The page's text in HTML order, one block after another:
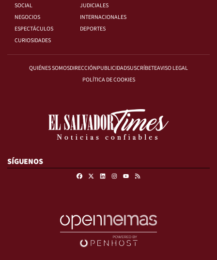
SOCIAL
JUDICIALES
NEGOCIOS
INTERNACIONALES
ESPECTÁCULOS
DEPORTES
CURIOSIDADES
QUIÉNES SOMOSDIRECCIÓNPUBLICIDADSUSCRÍBETEAVISO LEGAL
POLÍTICA DE COOKIES
SÍGUENOS
FacebookLinkedinInstagram